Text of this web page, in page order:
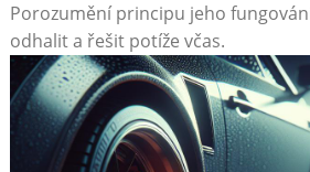
Porozumění principu​ jeho
odhalit a řešit potíže včas.